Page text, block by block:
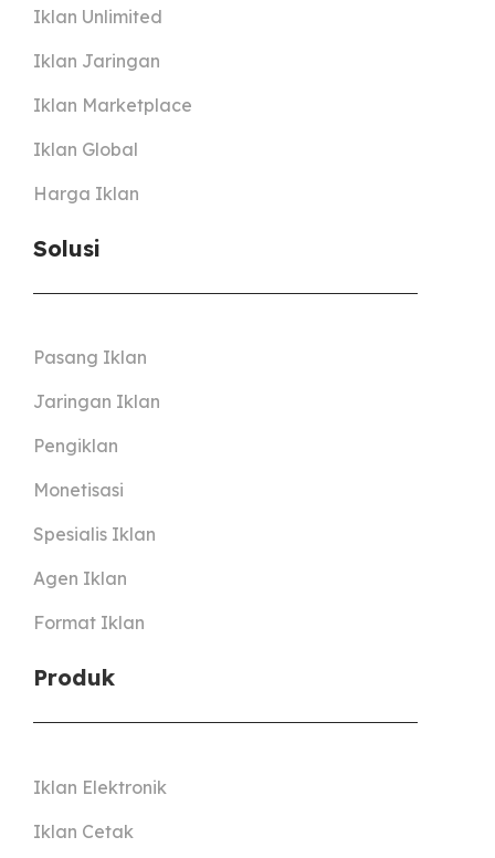
Iklan Unlimited
Iklan Jaringan
Iklan Marketplace
Iklan Global
Harga Iklan
Solusi
Pasang Iklan
Jaringan Iklan
Pengiklan
Monetisasi
Spesialis Iklan
Agen Iklan
Format Iklan
Produk
Iklan Elektronik
Iklan Cetak